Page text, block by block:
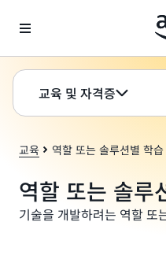
교육 및 자격증
교육 역할 또는 솔루션별 학습
역할 또는 솔루
기술을 개발하려는 역할 또
AWS 기반 생성형 AI로 혁